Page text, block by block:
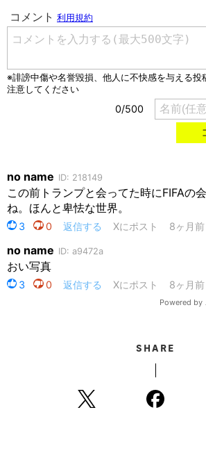
SHARE